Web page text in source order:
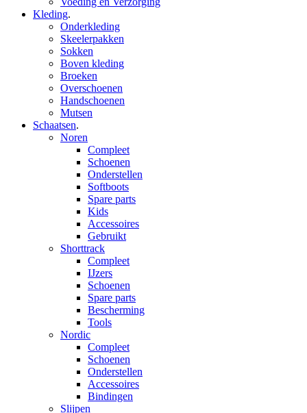
Kleding.
Onderkleding
Skeelerpakken
Sokken
Boven kleding
Broeken
Overschoenen
Handschoenen
Mutsen
Schaatsen.
Noren
Compleet
Schoenen
Onderstellen
Softboots
Spare parts
Kids
Accessoires
Gebruikt
Shorttrack
Compleet
IJzers
Schoenen
Spare parts
Bescherming
Tools
Nordic
Compleet
Schoenen
Onderstellen
Accessoires
Bindingen
Slijpen